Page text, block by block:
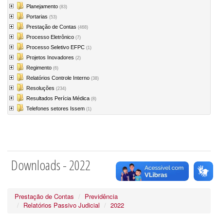
Planejamento (83)
Portarias (53)
Prestação de Contas (468)
Processo Eletrônico (7)
Processo Seletivo EFPC (1)
Projetos Inovadores (2)
Regimento (6)
Relatórios Controle Interno (38)
Resoluções (234)
Resultados Perícia Médica (8)
Telefones setores Issem (1)
Downloads - 2022
Prestação de Contas
Previdência
Relatórios Passivo Judicial
2022